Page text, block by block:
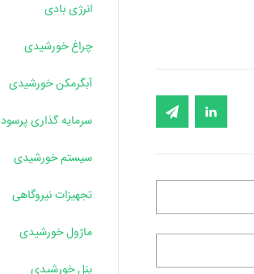
انرژی بادی
چراغ خورشیدی
آبگرمکن خورشیدی
سرمایه گذاری پرسود
سیستم خورشیدی
تجهیزات نیروگاهی
ماژول خورشیدی
پنل خورشیدی